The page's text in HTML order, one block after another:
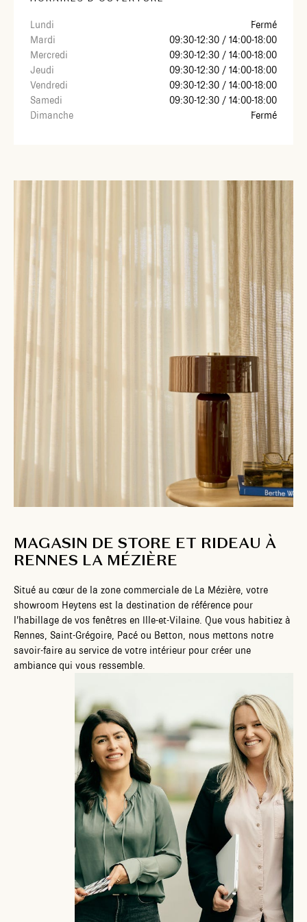
consultation en showroom à La Mézière ou directement à votre
domicile.
Lundi
Fermé
Mardi
09:30-12:30 / 14:00-18:00
Mercredi
09:30-12:30 / 14:00-18:00
Jeudi
09:30-12:30 / 14:00-18:00
Vendredi
09:30-12:30 / 14:00-18:00
Samedi
09:30-12:30 / 14:00-18:00
Dimanche
Fermé
MAGASIN DE STORE ET RIDEAU À
RENNES LA MÉZIÈRE
Situé au cœur de la zone commerciale de La Mézière, votre
showroom Heytens est la destination de référence pour
l’habillage de vos fenêtres en Ille-et-Vilaine. Que vous habitiez à
Rennes, Saint-Grégoire, Pacé ou Betton, nous mettons notre
savoir-faire au service de votre intérieur pour créer une
ambiance qui vous ressemble.